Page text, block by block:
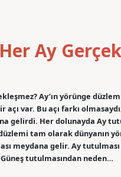
Ay
Ay’ın yörünge
açı var. Bu açı farkı
gelirdi. Her dolunayda Ay
tam olarak dünyanın
meydana gelir. Ay
tutulmasından neden…